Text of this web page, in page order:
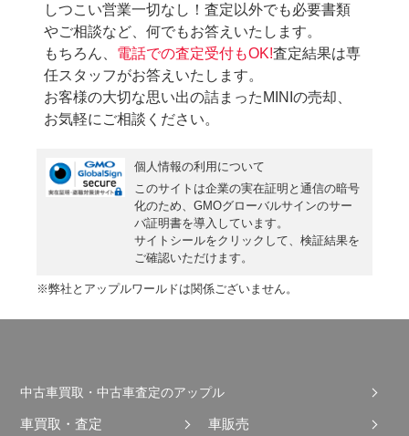
しつこい営業一切なし！査定以外でも必要書類
やご相談など、何でもお答えいたします。
もちろん、 電話での査定受付もOK!査定結果は専
任スタッフがお答えいたします。
お客様の大切な思い出の詰まったMINIの売却、
お気軽にご相談ください。
個人情報の利用について
このサイトは企業の実在証明と通信の暗号
化のため、GMOグローバルサインのサー
バ証明書を導入しています。
サイトシールをクリックして、検証結果を
ご確認いただけます。
※弊社とアップルワールドは関係ございません。
中古車買取・中古車査定のアップル
車買取・査定 車販売